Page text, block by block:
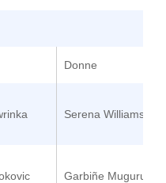
Donne
Serena Williams
Garbiñe Muguruza